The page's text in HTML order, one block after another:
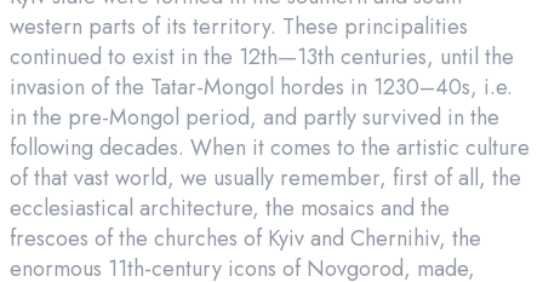
western parts of its territory. These principalities
continued to exist in the 12th—13th centuries, until the
invasion of the Tatar-Mongol hordes in 1230–40s, i.e.
in the pre-Mongol period, and partly survived in the
following decades. When it comes to the artistic culture
of that vast world, we usually remember, first of all, the
ecclesiastical architecture, the mosaics and the
frescoes of the churches of Kyiv and Chernihiv, the
enormous 11th-century icons of Novgorod, made,